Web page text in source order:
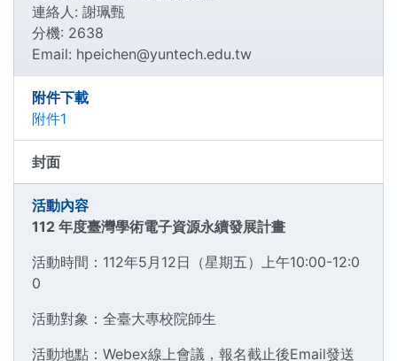
連絡人: 謝珮甄
分機: 2638
Email: hpeichen@yuntech.edu.tw
附件下載
附件1
封面
活動內容
112 年度臺灣學術電子資源永續發展計畫
活動時間：112年5月12日（星期五）上午10:00-12:0
0
活動對象：全臺大專校院師生
活動地點：Webex線上會議，報名截止後Email發送